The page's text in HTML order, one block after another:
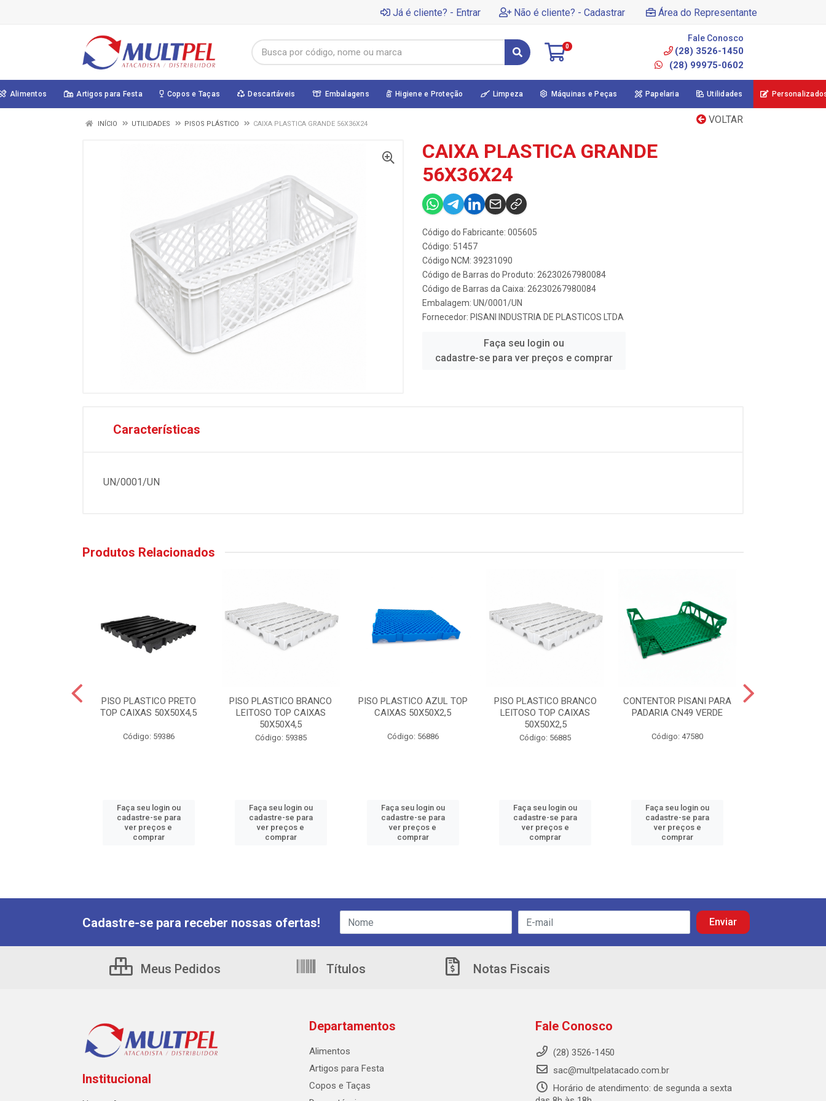
Já é cliente? - Entrar Não é cliente? - Cadastrar Área do Representante
0
Fale Conosco
(28) 3526-1450
(28) 99975-0602
Alimentos Artigos para Festa Copos e Taças Descartáveis Embalagens Higiene e Proteção Limpeza Máquinas e Peças Papelaria Utilidades
VOLTAR
INÍCIO UTILIDADES PISOS PLÁSTICO CAIXA PLASTICA GRANDE 56X36X24
CAIXA PLASTICA GRANDE
56X36X24
Código do Fabricante: 005605
Código: 51457
Código NCM: 39231090
Código de Barras do Produto: 26230267980084
Código de Barras da Caixa: 26230267980084
Embalagem: UN/0001/UN
Fornecedor: PISANI INDUSTRIA DE PLASTICOS LTDA
Faça seu login ou
cadastre-se para ver preços e comprar
Características
UN/0001/UN
Produtos Relacionados
PISO PLASTICO PRETO
TOP CAIXAS 50X50X4,5
Código: 59386
Faça seu login ou
cadastre-se para
ver preços e
comprar
PISO PLASTICO BRANCO
LEITOSO TOP CAIXAS
50X50X4,5
Código: 59385
Faça seu login ou
cadastre-se para
ver preços e
comprar
PISO PLASTICO AZUL TOP
CAIXAS 50X50X2,5
Código: 56886
Faça seu login ou
cadastre-se para
ver preços e
comprar
PISO PLASTICO BRANCO
LEITOSO TOP CAIXAS
50X50X2,5
Código: 56885
Faça seu login ou
cadastre-se para
ver preços e
comprar
CONTENTOR PISANI PARA
PADARIA CN49 VERDE
Código: 47580
Faça seu login ou
cadastre-se para
ver preços e
comprar
Cadastre-se para receber nossas ofertas!
Meus Pedidos Títulos Notas Fiscais
Institucional
Departamentos
Alimentos
Artigos para Festa
Copos e Taças
Fale Conosco
(28) 3526-1450
sac@multpelatacado.com.br
Horário de atendimento: de segunda a sexta